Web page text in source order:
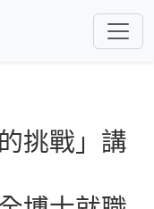
挑戰」講